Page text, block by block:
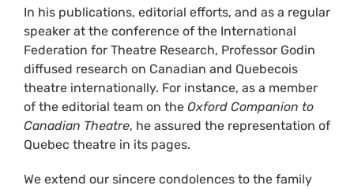
In his publications, editorial efforts, and as a regular
speaker at the conference of the International
Federation for Theatre Research, Professor Godin
diffused research on Canadian and Quebecois
theatre internationally. For instance, as a member
of the editorial team on the Oxford Companion to
Canadian Theatre, he assured the representation of
Quebec theatre in its pages.
We extend our sincere condolences to the family